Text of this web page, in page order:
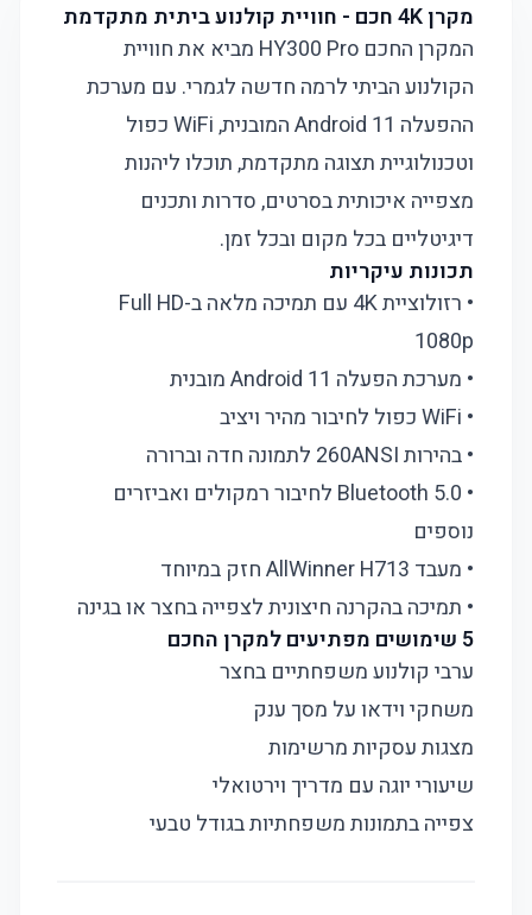
מקרן 4K חכם - חוויית קולנוע ביתית מתקדמת
המקרן החכם HY300 Pro מביא את חוויית
הקולנוע הביתי לרמה חדשה לגמרי. עם מערכת
ההפעלה Android 11 המובנית, WiFi כפול
וטכנולוגיית תצוגה מתקדמת, תוכלו ליהנות
מצפייה איכותית בסרטים, סדרות ותכנים
דיגיטליים בכל מקום ובכל זמן.
תכונות עיקריות
• רזולוציית 4K עם תמיכה מלאה ב-Full HD
1080p
• מערכת הפעלה Android 11 מובנית
• WiFi כפול לחיבור מהיר ויציב
• בהירות 260ANSI לתמונה חדה וברורה
• Bluetooth 5.0 לחיבור רמקולים ואביזרים
נוספים
• מעבד AllWinner H713 חזק במיוחד
• תמיכה בהקרנה חיצונית לצפייה בחצר או בגינה
5 שימושים מפתיעים למקרן החכם
ערבי קולנוע משפחתיים בחצר
משחקי וידאו על מסך ענק
מצגות עסקיות מרשימות
שיעורי יוגה עם מדריך וירטואלי
צפייה בתמונות משפחתיות בגודל טבעי